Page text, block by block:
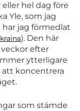
hel dag före
Yle, som jag
jag förmedlat
). Den här
efter
ytterligare
att koncentrera
som stämde